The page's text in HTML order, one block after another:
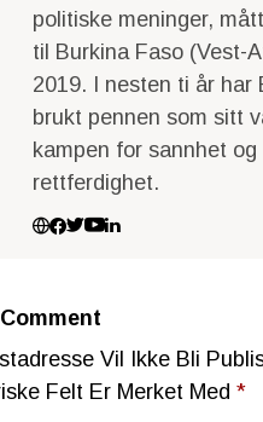
politiske meninger,
til Burkina Faso (Vest-
2019. I nesten ti år har
brukt pennen som sitt
kampen for sannhet og
rettferdighet.
Vil Ikke Bli
Felt Er Merket Med *